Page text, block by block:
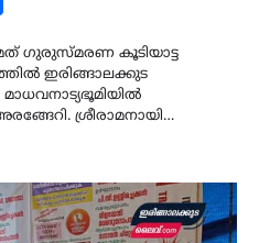
ഗുരുസ്മരണ കൂടിയാട്ട
ഇരിങ്ങാലക്കുട
ശ്രീരാമനായി…